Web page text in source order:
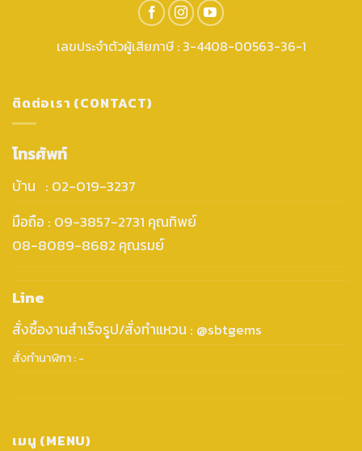
เลขประจำตัวผู้เสียภาษี : 3-4408-00563-36-1
ติดต่อเรา (CONTACT)
โทรศัพท์
บ้าน : 02-019-3237
มือถือ : 09-3857-2731 คุณทิพย์
08-8089-8682 คุณรมย์
Line
สั่งซื้องานสำเร็จรูป/สั่งทำแหวน : @sbtgems
สั่งทำนาฬิกา : -
เมนู (MENU)